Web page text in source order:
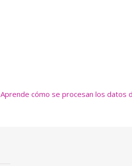
Aprende cómo se procesan los datos